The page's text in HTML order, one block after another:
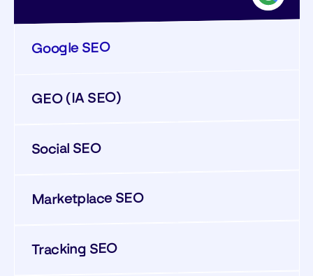
Google SEO
GEO (IA SEO)
Social SEO
Marketplace SEO
Tracking SEO